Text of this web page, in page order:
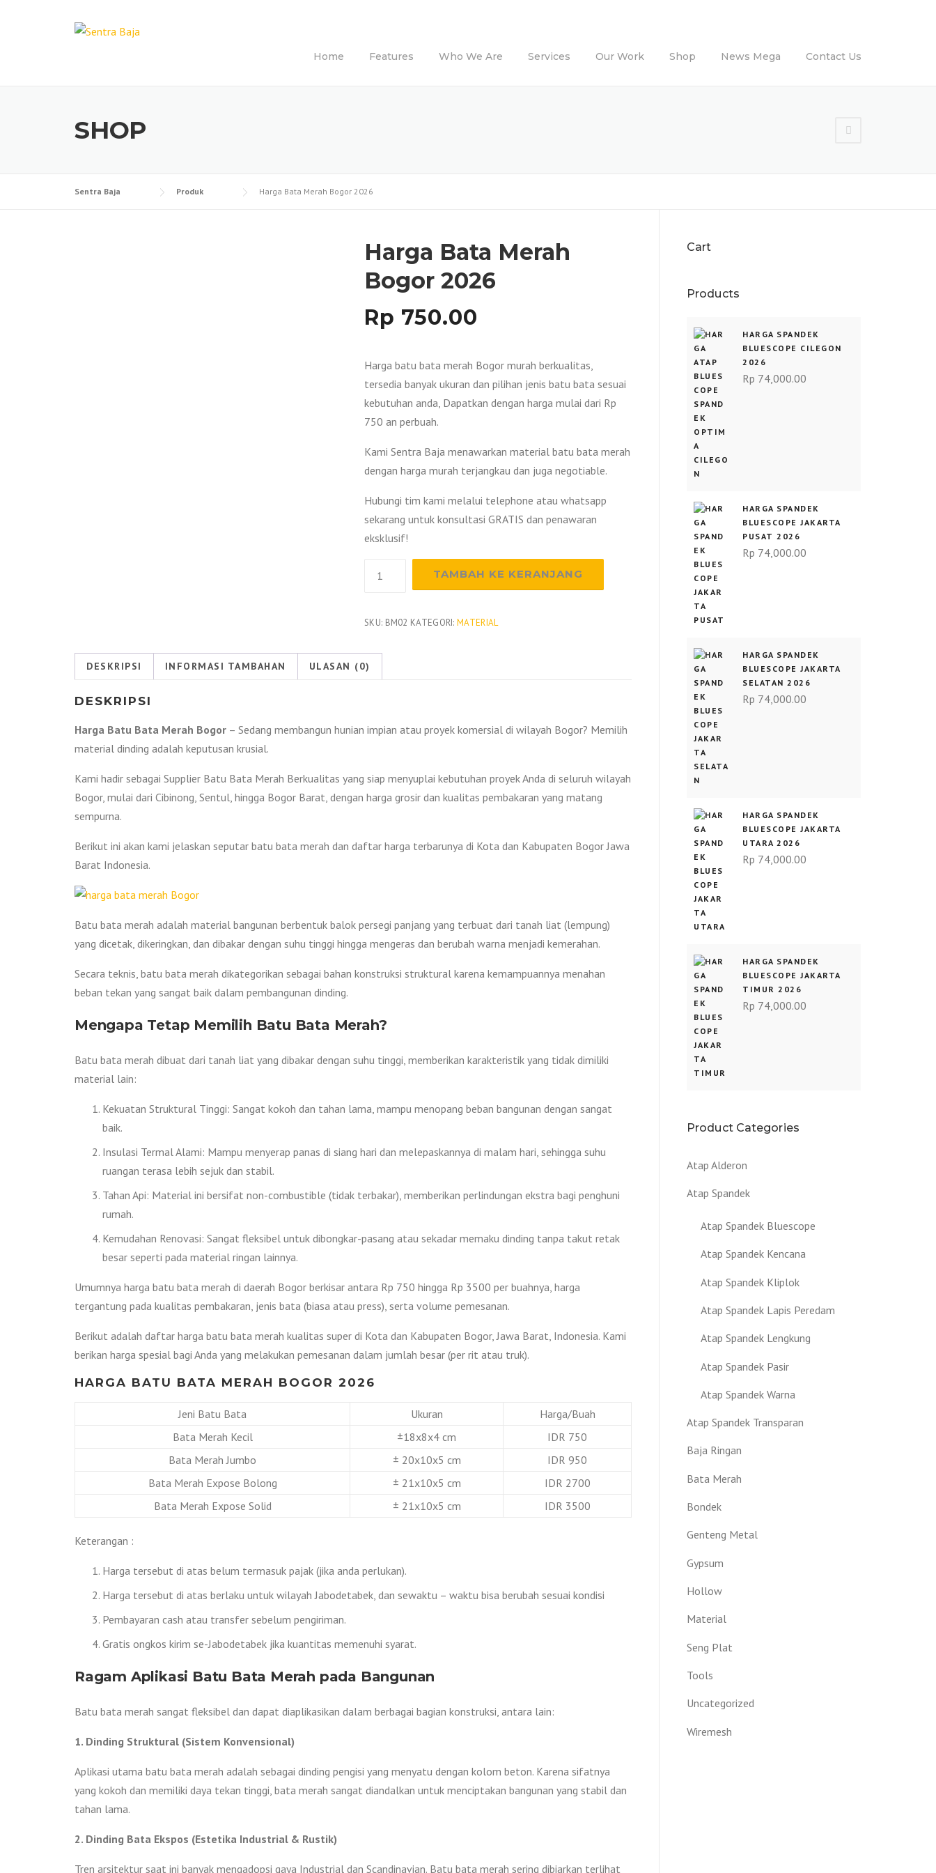
Home Features Who We Are Services Our Work Shop News Mega Contact Us
SHOP
Sentra Baja Produk Harga Bata Merah Bogor 2026
Harga Bata Merah
Bogor 2026
Rp 750.00
Harga batu bata merah Bogor murah berkualitas,
tersedia banyak ukuran dan pilihan jenis batu bata sesuai
kebutuhan anda, Dapatkan dengan harga mulai dari Rp
750 an perbuah.
Kami Sentra Baja menawarkan material batu bata merah
dengan harga murah terjangkau dan juga negotiable.
Hubungi tim kami melalui telephone atau whatsapp
sekarang untuk konsultasi GRATIS dan penawaran
eksklusif!
Merah
2026
TAMBAH KE KERANJANG
SKU: BM02 KATEGORI:MATERIAL
DESKRIPSI INFORMASI TAMBAHAN ULASAN (0)
DESKRIPSI
Harga Batu Bata Merah Bogor – Sedang membangun hunian impian atau proyek komersial di wilayah Bogor? Memilih
material dinding adalah keputusan krusial.
Kami hadir sebagai Supplier Batu Bata Merah Berkualitas yang siap menyuplai kebutuhan proyek Anda di seluruh wilayah
Bogor, mulai dari Cibinong, Sentul, hingga Bogor Barat, dengan harga grosir dan kualitas pembakaran yang matang
sempurna.
Berikut ini akan kami jelaskan seputar batu bata merah dan daftar harga terbarunya di Kota dan Kabupaten Bogor Jawa
Barat Indonesia.
Batu bata merah adalah material bangunan berbentuk balok persegi panjang yang terbuat dari tanah liat (lempung)
yang dicetak, dikeringkan, dan dibakar dengan suhu tinggi hingga mengeras dan berubah warna menjadi kemerahan.
Secara teknis, batu bata merah dikategorikan sebagai bahan konstruksi struktural karena kemampuannya menahan
beban tekan yang sangat baik dalam pembangunan dinding.
Mengapa Tetap Memilih Batu Bata Merah?
Batu bata merah dibuat dari tanah liat yang dibakar dengan suhu tinggi, memberikan karakteristik yang tidak dimiliki
material lain:
Kekuatan Struktural Tinggi: Sangat kokoh dan tahan lama, mampu menopang beban bangunan dengan sangat
baik.
Insulasi Termal Alami: Mampu menyerap panas di siang hari dan melepaskannya di malam hari, sehingga suhu
ruangan terasa lebih sejuk dan stabil.
Tahan Api: Material ini bersifat non-combustible (tidak terbakar), memberikan perlindungan ekstra bagi penghuni
rumah.
Kemudahan Renovasi: Sangat fleksibel untuk dibongkar-pasang atau sekadar memaku dinding tanpa takut retak
besar seperti pada material ringan lainnya.
Umumnya harga batu bata merah di daerah Bogor berkisar antara Rp 750 hingga Rp 3500 per buahnya, harga
tergantung pada kualitas pembakaran, jenis bata (biasa atau press), serta volume pemesanan.
Berikut adalah daftar harga batu bata merah kualitas super di Kota dan Kabupaten Bogor, Jawa Barat, Indonesia. Kami
berikan harga spesial bagi Anda yang melakukan pemesanan dalam jumlah besar (per rit atau truk).
HARGA BATU BATA MERAH BOGOR 2026
Jeni Batu Bata Ukuran
Harga/Buah
Bata Merah Kecil
±18x8x4 cm
IDR 750
Bata Merah Jumbo
± 20x10x5 cm
IDR 950
Bata Merah Expose Bolong
± 21x10x5 cm
IDR 2700
Bata Merah Expose Solid
± 21x10x5 cm IDR 3500
Keterangan :
Harga tersebut di atas belum termasuk pajak (jika anda perlukan).
Harga tersebut di atas berlaku untuk wilayah Jabodetabek, dan sewaktu – waktu bisa berubah sesuai kondisi
Pembayaran cash atau transfer sebelum pengiriman.
Gratis ongkos kirim se-Jabodetabek jika kuantitas memenuhi syarat.
Ragam Aplikasi Batu Bata Merah pada Bangunan
Batu bata merah sangat fleksibel dan dapat diaplikasikan dalam berbagai bagian konstruksi, antara lain:
1. Dinding Struktural (Sistem Konvensional)
Aplikasi utama batu bata merah adalah sebagai dinding pengisi yang menyatu dengan kolom beton. Karena sifatnya
yang kokoh dan memiliki daya tekan tinggi, bata merah sangat diandalkan untuk menciptakan bangunan yang stabil dan
tahan lama.
2. Dinding Bata Ekspos (Estetika Industrial & Rustik)
Tren arsitektur saat ini banyak mengadopsi gaya Industrial dan Scandinavian. Batu bata merah sering dibiarkan terlihat
Cart
Products
HARGA SPANDEK
BLUESCOPE CILEGON
2026
Rp 74,000.00
HARGA SPANDEK
BLUESCOPE JAKARTA
PUSAT 2026
Rp 74,000.00
HARGA SPANDEK
BLUESCOPE JAKARTA
SELATAN 2026
Rp 74,000.00
HARGA SPANDEK
BLUESCOPE JAKARTA
UTARA 2026
Rp 74,000.00
HARGA SPANDEK
BLUESCOPE JAKARTA
TIMUR 2026
Rp 74,000.00
Product Categories
Atap Alderon
Atap Spandek
Atap Spandek Bluescope
Atap Spandek Kencana
Atap Spandek Kliplok
Atap Spandek Lapis Peredam
Atap Spandek Lengkung
Atap Spandek Pasir
Atap Spandek Warna
Atap Spandek Transparan
Baja Ringan
Bata Merah
Bondek
Genteng Metal
Gypsum
Hollow
Material
Seng Plat
Tools
Uncategorized
Wiremesh